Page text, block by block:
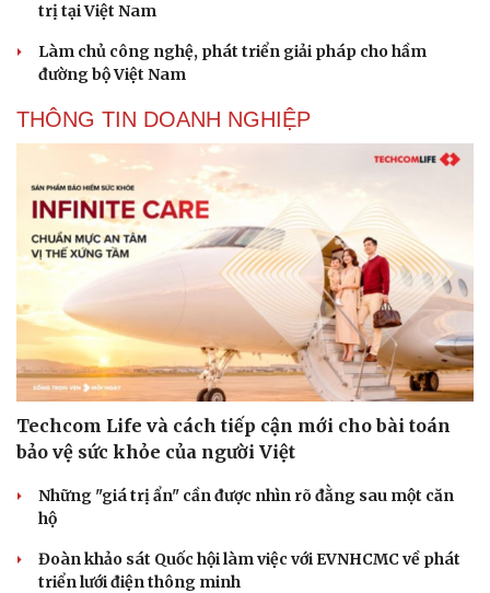
trị tại Việt Nam
Làm chủ công nghệ, phát triển giải pháp cho hầm
đường bộ Việt Nam
THÔNG TIN DOANH NGHIỆP
Techcom Life và cách tiếp cận mới cho bài toán
bảo vệ sức khỏe của người Việt
Những "giá trị ẩn" cần được nhìn rõ đằng sau một căn
hộ
Đoàn khảo sát Quốc hội làm việc với EVNHCMC về phát
triển lưới điện thông minh